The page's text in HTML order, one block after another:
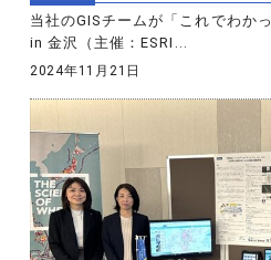
当社のGISチームが「これでわか
in 金沢（主催：ESRI...
2024年11月21日